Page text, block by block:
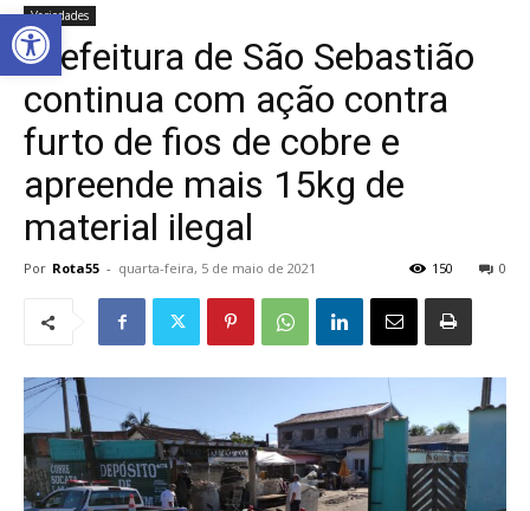
Abrir a barra de ferramentas
Variedades
Prefeitura de São Sebastião
continua com ação contra
furto de fios de cobre e
apreende mais 15kg de
material ilegal
Por Rota55 - quarta-feira, 5 de maio de 2021 0
150